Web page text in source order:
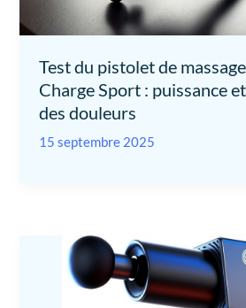
Test du pistolet de
Charge Sport : puissance
des douleurs
15 septembre 2025